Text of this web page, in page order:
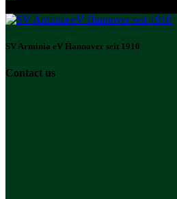
SV Arminia eV Hannover seit 1910
Contact us